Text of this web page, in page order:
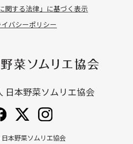
関する法律」に基づく表示
イバシーポリシー
日本野菜ソムリエ協会
日本野菜ソムリエ協会